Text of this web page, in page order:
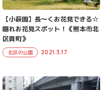
【小萩園】長～くお花見できる☆
隠れお花見スポット！《熊本市北
区貢町》
北区の公園 2021.3.17